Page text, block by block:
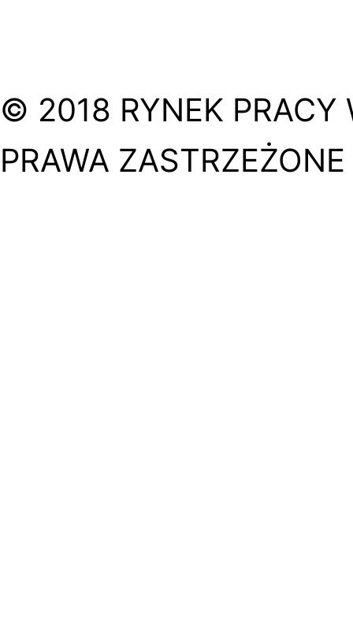
© 2018 RYNEK PRACY
PRAWA ZASTRZEŻONE